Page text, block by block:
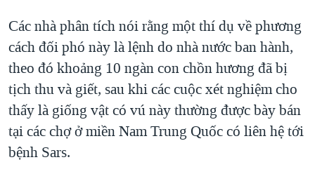
Các nhà phân tích nói rằng một thí dụ về phương
cách đối phó này là lệnh do nhà nước ban hành,
theo đó khoảng 10 ngàn con chồn hương đã bị
tịch thu và giết, sau khi các cuộc xét nghiệm cho
thấy là giống vật có vú này thường được bày bán
tại các chợ ở miền Nam Trung Quốc có liên hệ tới
bệnh Sars.